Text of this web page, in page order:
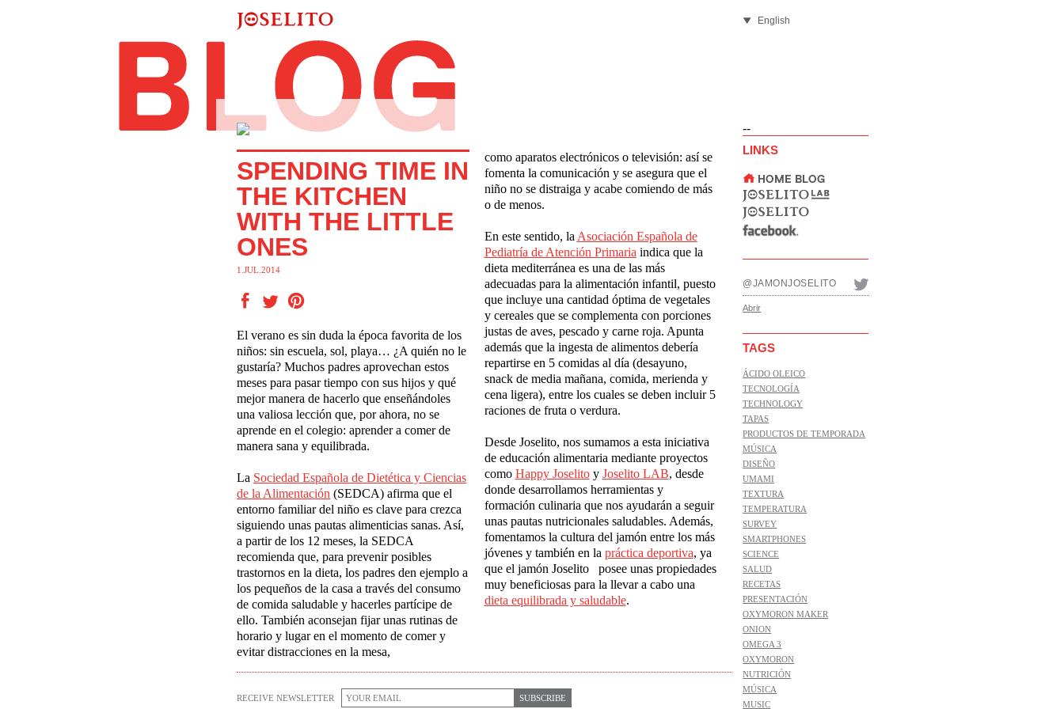
English
SPENDING TIME IN
THE KITCHEN
WITH THE LITTLE
ONES
1.JUL.2014
El verano es sin duda la época favorita de los
niños: sin escuela, sol, playa… ¿A quién no le
gustaría? Muchos padres aprovechan estos
meses para pasar tiempo con sus hijos y qué
mejor manera de hacerlo que enseñándoles
una valiosa lección que, por ahora, no se
aprende en el colegio: aprender a comer de
manera sana y equilibrada.
La Sociedad Española de Dietética y Ciencias
de la Alimentación (SEDCA) afirma que el
entorno familiar del niño es clave para crezca
siguiendo unas pautas alimenticias sanas. Así,
a partir de los 12 meses, la SEDCA
recomienda que, para prevenirposibles
trastornos en la dieta, los padres den ejemplo a
los pequeños de la casa a través del consumo
de comida saludable y hacerles partícipe de
ello. También aconsejan fijar unas rutinas de
horario y lugar en el momento de comer y
evitardistracciones en la mesa,
como aparatos electrónicos o televisión: así se
fomenta la comunicación y se asegura que el
niño no se distraiga y acabe comiendo de más
o de menos.
En este sentido, la Asociación Española de
Pediatría de Atención Primaria indica que la
dieta mediterránea es una de las más
adecuadas para la alimentación infantil, puesto
que incluye una cantidad óptima de vegetales
y cereales que se complementa con porciones
justas de aves, pescado y carne roja. Apunta
además que la ingesta de alimentos debería
repartirse en 5 comidas al día (desayuno,
snack de media mañana, comida, merienda y
cena ligera), entre los cuales se deben incluir 5
raciones de fruta o verdura.
Desde Joselito, nos sumamos a esta iniciativa
de educación alimentaria mediante proyectos
como Happy Joselitoy Joselito LAB, desde
donde desarrollamos herramientas y
formación culinaria que nos ayudarán a seguir
unas pautas nutricionales saludables. Además,
fomentamos la cultura del jamón entre los más
jóvenes y también en la práctica deportiva, ya
que el jamón Joselito posee unas propiedades
muy beneficiosas para la llevar a cabo una
dieta equilibrada y saludable.
RECEIVE NEWSLETTER SUBSCRIBE
--
LINKS
@JAMONJOSELITO
Abrir
TAGS
ÁCIDO OLEICO
TECNOLOGÍA
TECHNOLOGY
TAPAS
PRODUCTOS DE TEMPORADA
MÚSICA
DISEÑO
UMAMI
TEXTURA
TEMPERATURA
SURVEY
SMARTPHONES
SCIENCE
SALUD
RECETAS
PRESENTACIÓN
OXYMORON MAKER
ONION
OMEGA 3
OXYMORON
NUTRICIÓN
MÚSICA
MUSIC